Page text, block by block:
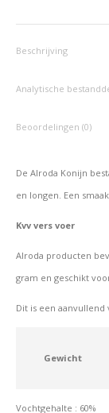
Facebook
X
Beschrijving
Analytische
Beoordelingen (0)
De Alroda Konijn
en longen. Een
Kvv vers voer
Alroda producten
gram en geschikt
Dit is een
Gewicht
Vochtgehalte : 60%